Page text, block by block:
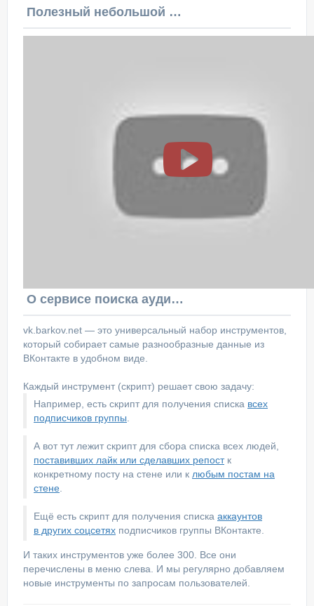
Полезный небольшой видеоурок по этой теме
О сервисе поиска аудитории ВКонтакте
vk.barkov.net — это универсальный набор инструментов,
который собирает самые разнообразные данные из
ВКонтакте в удобном виде.
Каждый инструмент (скрипт) решает свою задачу:
Например, есть скрипт для получения списка всех
подписчиков группы
А вот тут лежит скрипт для сбора списка всех людей,
поставивших лайк или сделавших репостк
конкретному посту на стене или к любым постам на
стене
Ещё есть скрипт для получения списка аккаунтов
в других соцсетях подписчиков группы ВКонтакте.
И таких инструментов уже более 300. Все они
перечислены в меню слева. И мы регулярно добавляем
новые инструменты по запросам пользователей.